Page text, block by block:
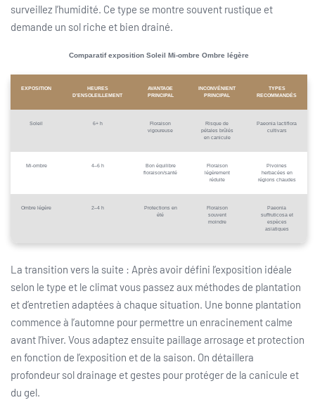
surveillez l’humidité. Ce type se montre souvent rustique et
demande un sol riche et bien drainé.
Comparatif exposition Soleil Mi-ombre Ombre légère
EXPOSITION
HEURES
D’ENSOLEILLEMENT
AVANTAGE
PRINCIPAL
INCONVÉNIENT
PRINCIPAL
TYPES
RECOMMANDÉS
Soleil 6+ h
Floraison
vigoureuse
Risque de
pétales brûlés
en canicule
Paeonia lactiflora
cultivars
Mi-ombre 4–6 h
Bon équilibre
floraison/santé
Floraison
légèrement
réduite
Pivoines
herbacées en
régions chaudes
Ombre légère 2–4 h
Protections en
été
Floraison
souvent
moindre
Paeonia
suffruticosa et
espèces
asiatiques
La transition vers la suite : Après avoir défini l’exposition idéale
selon le type et le climat vous passez aux méthodes de plantation
et d’entretien adaptées à chaque situation. Une bonne plantation
commence à l’automne pour permettre un enracinement calme
avant l’hiver. Vous adaptez ensuite paillage arrosage et protection
en fonction de l’exposition et de la saison. On détaillera
profondeur sol drainage et gestes pour protéger de la canicule et
du gel.